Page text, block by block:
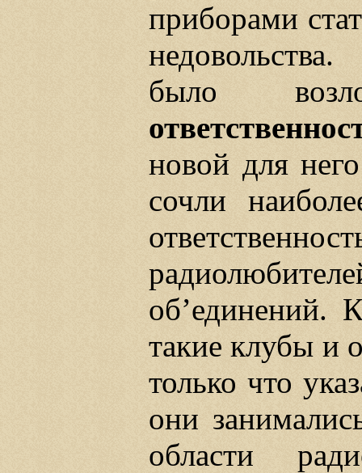
приборами
было
новой для
сочли
об’единений.
такие клубы и
только что
они
области